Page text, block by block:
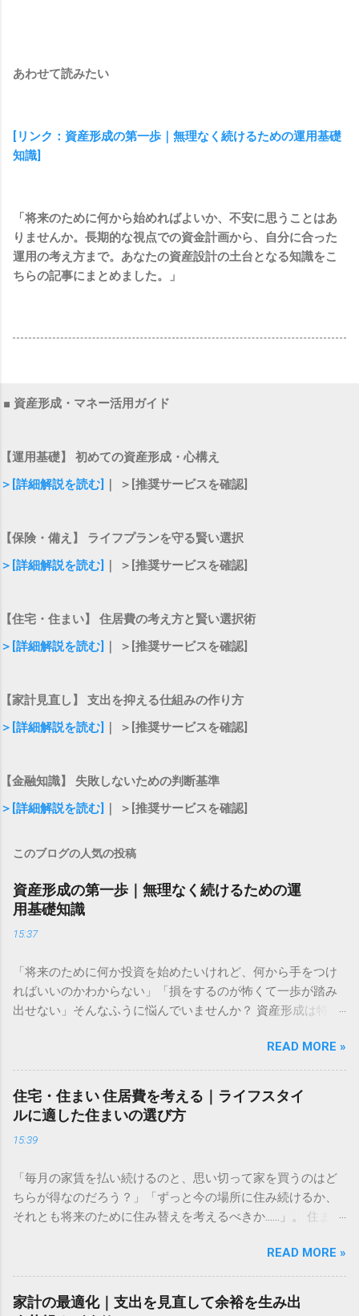
あわせて読みたい
[リンク：資産形成の第一歩｜無理なく続けるための運用基礎
知識]
「将来のために何から始めればよいか、不安に思うことはあ
りませんか。長期的な視点での資金計画から、自分に合った
運用の考え方まで。あなたの資産設計の土台となる知識をこ
ちらの記事にまとめました。」
■ 資産形成・マネー活用ガイド
【運用基礎】 初めての資産形成・心構え
＞[詳細解説を読む]
｜ ＞[推奨サービスを確認]
【保険・備え】 ライフプランを守る賢い選択
＞[詳細解説を読む]
｜ ＞[推奨サービスを確認]
【住宅・住まい】 住居費の考え方と賢い選択術
＞[詳細解説を読む]
｜ ＞[推奨サービスを確認]
【家計見直し】 支出を抑える仕組みの作り方
＞[詳細解説を読む]
｜ ＞[推奨サービスを確認]
【金融知識】 失敗しないための判断基準
＞[詳細解説を読む]
｜ ＞[推奨サービスを確認]
このブログの人気の投稿
資産形成の第一歩｜無理なく続けるための運
用基礎知識
15:37
「将来のために何か投資を始めたいけれど、何から手をつけ
ればいいのかわからない」「損をするのが怖くて一歩が踏み
出せない」そんなふうに悩んでいませんか？ 資産形成は特別
組みを正しく理解し、自分に合ったペースで長く続けること
です。この記事では、資産形成をこれから始める方に向け
た、失敗しないための基礎知識と、無理なく続けるための考
え方をわかりやすく解説します。 資産運用はなぜ必要なのか
多くの人が「預金だけで十分ではないの？」と考えがちです
が、現代において資産運用は、豊かな生活を送るための「守
計画 資産形成の目的は、単に「お金を増やすこと」だけでは
ありません。真の目的は、ライフイベント（結婚、住宅購
入、教育、老後など）に必要な資金を確保し、人生の選択肢
の価値は目減りします。預金だけで資産を管理していると、
インフレリスクによって将来の購買力が低下してしまう可能
性があるのです。まずは「何のために、いつまでに、いくら
READ MORE »
住宅・住まい 住居費を考える｜ライフスタイ
ルに適した住まいの選び方
15:39
「毎月の家賃を払い続けるのと、思い切って家を買うのはど
ちらが得なのだろう？」「ずっと今の場所に住み続けるか、
それとも将来のために住み替えを考えるべきか……」。 住まい
毎月の固定費として家計に大きく影響するからこそ、慎重に
判断したいものですよね。しかし、周囲の意見や世間の常識
に振り回されてしまうと、自分にとって最適な選択を見失っ
てしまうこともあります。 大切なのは、損得勘定だけで決め
READ MORE »
家計の最適化｜支出を見直して余裕を生み出